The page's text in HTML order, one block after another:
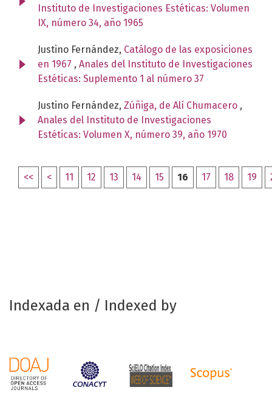
Instituto de Investigaciones Estéticas: Volumen
IX, número 34, año 1965
Justino Fernández, Catálogo de las exposiciones
en 1967 , Anales del Instituto de Investigaciones
Estéticas: Suplemento 1 al número 37
Justino Fernández, Zúñiga, de Alí Chumacero ,
Anales del Instituto de Investigaciones
Estéticas: Volumen X, número 39, año 1970
<< < 11 12 13 14 15 16 17 18 19
Indexada en / Indexed by